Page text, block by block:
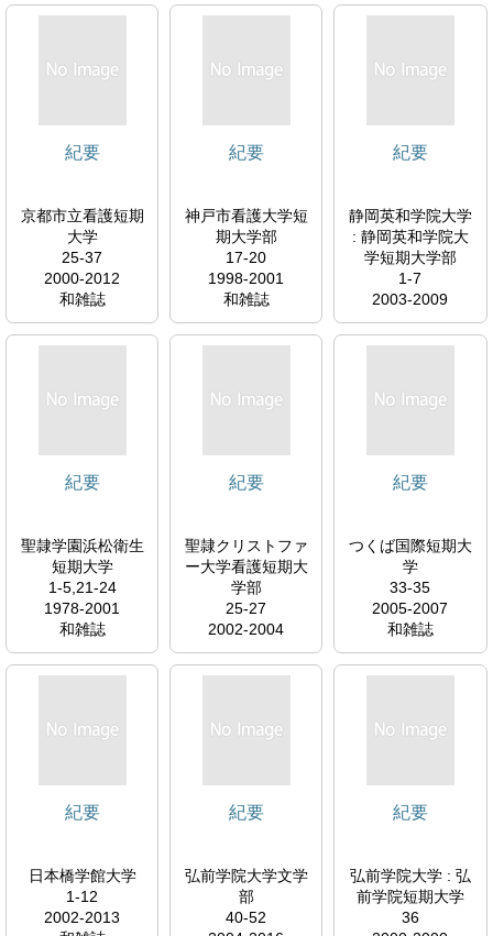
紀要
京都市立看護短期
大学
25-37
2000-2012
和雑誌
紀要
神戸市看護大学短
期大学部
17-20
1998-2001
和雑誌
紀要
静岡英和学院大学
: 静岡英和学院大
学短期大学部
1-7
2003-2009
和雑誌
紀要
聖隷学園浜松衛生
短期大学
1-5,21-24
1978-2001
和雑誌
紀要
聖隷クリストファ
ー大学看護短期大
学部
25-27
2002-2004
和雑誌
紀要
つくば国際短期大
学
33-35
2005-2007
和雑誌
紀要
日本橋学館大学
1-12
2002-2013
紀要
弘前学院大学文学
部
40-52
紀要
弘前学院大学 : 弘
前学院短期大学
36